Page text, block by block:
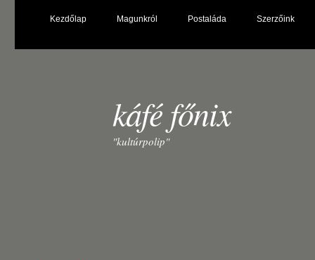
Kezdőlap Magunkról Postaláda Szerzőink
káfé főnix
"kultúrpolip"